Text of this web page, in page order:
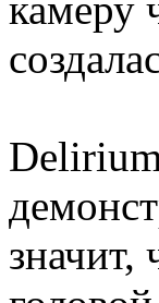
камеру
Delirium
значит,